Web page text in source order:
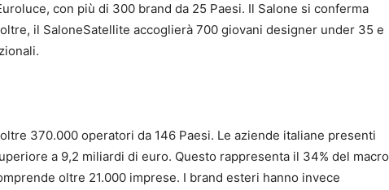
con più di 300 brand da 25 Paesi. Il Salone si conferma
il SaloneSatellite accoglierà 700 giovani designer under 35 e
370.000 operatori da 146 Paesi. Le aziende italiane presenti
a 9,2 miliardi di euro. Questo rappresenta il 34% del macro
oltre 21.000 imprese. I brand esteri hanno invece